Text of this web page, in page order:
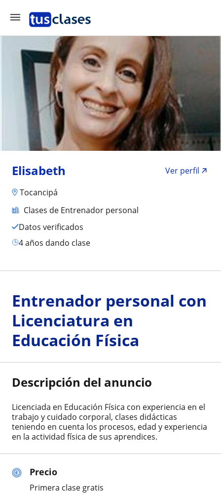
Elisabeth
Ver perfil
Tocancipá
Clases de Entrenador personal
Datos verificados
4 años dando clase
Precio
Primera clase gratis
Entrenador personal con
Licenciatura en
Educación Física
Descripción del anuncio
Licenciada en Educación Física con experiencia en el
trabajo y cuidado corporal, clases didácticas
teniendo en cuenta los procesos, edad y experiencia
en la actividad física de sus aprendices.